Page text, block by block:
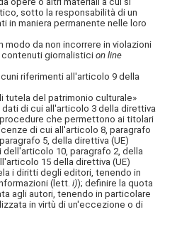
sotto la responsabilità di un
in maniera permanente nelle loro
da non incorrere in violazioni
giornalistici on line
riferimenti all'articolo 9 della
del patrimonio culturale»
di cui all'articolo 3 della direttiva
che permettono ai titolari
di cui all'articolo 8, paragrafo
5, della direttiva (UE)
dell'articolo 10, paragrafo 2, della
15 della direttiva (UE)
i diritti degli editori, tenendo in
(lett. i)); definire la quota
agli autori, tenendo in particolare
in virtù di un'eccezione o di